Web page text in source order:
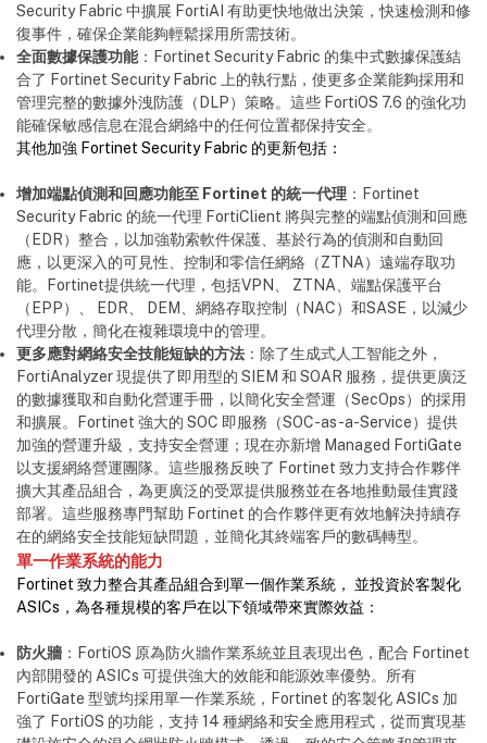
Security Fabric 中擴展 FortiAI 有助更快地做出決策，快速檢測和修
復事件，確保企業能夠輕鬆採用所需技術。
全面數據保護功能：Fortinet Security Fabric 的集中式數據保護結
合了 Fortinet Security Fabric 上的執行點，使更多企業能夠採用和
管理完整的數據外洩防護（DLP）策略。這些 FortiOS 7.6 的強化功
能確保敏感信息在混合網絡中的任何位置都保持安全。
其他加強 Fortinet Security Fabric 的更新包括：
增加端點偵測和回應功能至 Fortinet 的統一代理 ：Fortinet
Security Fabric 的統一代理 FortiClient 將與完整的端點偵測和回應
（EDR）整合，以加強勒索軟件保護、基於行為的偵測和自動回
應，以更深入的可見性、控制和零信任網絡（ZTNA）遠端存取功
能。Fortinet提供統一代理，包括VPN、 ZTNA、端點保護平台
（EPP）、 EDR、 DEM、網絡存取控制（NAC）和SASE，以減少
代理分散，簡化在複雜環境中的管理。
更多應對網絡安全技能短缺的方法 ：除了生成式人工智能之外，
FortiAnalyzer 現提供了即用型的 SIEM 和 SOAR 服務，提供更廣泛
的數據獲取和自動化營運手冊，以簡化安全營運（SecOps）的採用
和擴展。Fortinet 強大的 SOC 即服務（SOC-as-a-Service）提供
加強的營運升級，支持安全營運；現在亦新增 Managed FortiGate
以支援網絡營運團隊。這些服務反映了 Fortinet 致力支持合作夥伴
擴大其產品組合，為更廣泛的受眾提供服務並在各地推動最佳實踐
部署。這些服務專門幫助 Fortinet 的合作夥伴更有效地解決持續存
在的網絡安全技能短缺問題，並簡化其終端客戶的數碼轉型。
單一作業系統的能力
Fortinet 致力整合其產品組合到單一個作業系統， 並投資於客製化
ASICs，為各種規模的客戶在以下領域帶來實際效益：
防火牆 ：FortiOS 原為防火牆作業系統並且表現出色，配合 Fortinet
內部開發的 ASICs 可提供強大的效能和能源效率優勢。所有
FortiGate 型號均採用單一作業系統，Fortinet 的客製化 ASICs 加
強了 FortiOS 的功能，支持 14 種網絡和安全應用程式，從而實現基